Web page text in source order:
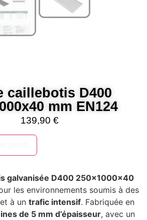
caillebotis D400
mm EN124
139,90 €
galvanisée D400 250x1000x40
les environnements soumis à des
et à un trafic intensif. Fabriquée en
de 5 mm d’épaisseur, avec un